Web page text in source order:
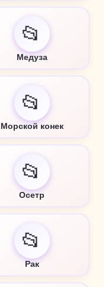
📂
Медуза
📂
Морской конек
📂
Осетр
📂
Рак